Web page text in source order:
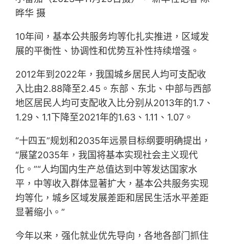
晔华 摄
10年间，基本公共服务均等化扎实推进，区域发
展的平衡性、协调性和优势互补性持续增强。
2012年到2022年，我国城乡居民人均可支配收
入比由2.88降至2.45。东部、东北、中部与西部
地区居民人均可支配收入比分别从2013年的1.7、
1.29、1.1下降至2021年的1.63、1.11、1.07。
“十四五”规划和2035年远景目标纲要明确提出，
“展望2035年，我国将基本实现社会主义现代
化。”“人均国内生产总值达到中等发达国家水
平，中等收入群体显著扩大，基本公共服务实现
均等化，城乡区域发展差距和居民生活水平差距
显著缩小。”
今年以来，强化就业优先导向，各地各部门抓住